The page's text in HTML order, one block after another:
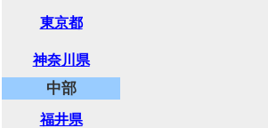
東京都
神奈川県
中部
福井県